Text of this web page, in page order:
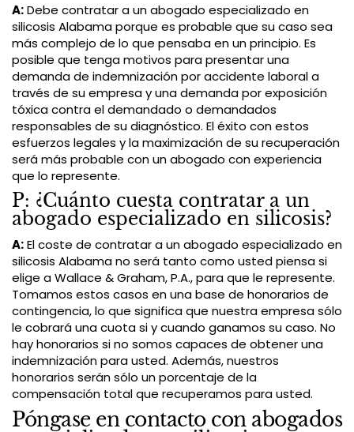
A:Debe contratar a un abogado especializado en
silicosis Alabama porque es probable que su caso sea
más complejo de lo que pensaba en un principio. Es
posible que tenga motivos para presentar una
demanda de indemnización por accidente laboral a
través de su empresa y una demanda por exposición
tóxica contra el demandado o demandados
responsables de su diagnóstico. El éxito con estos
esfuerzos legales y la maximización de su recuperación
será más probable con un abogado con experiencia
que lo represente.
P: ¿Cuánto cuesta contratar a un
abogado especializado en silicosis?
A:El coste de contratar a un abogado especializado en
silicosis Alabama no será tanto como usted piensa si
elige a Wallace & Graham, P.A., para que le represente.
Tomamos estos casos en una base de honorarios de
contingencia, lo que significa que nuestra empresa sólo
le cobrará una cuota si y cuando ganamos su caso. No
hay honorarios si no somos capaces de obtener una
indemnización para usted. Además, nuestros
honorarios serán sólo un porcentaje de la
compensación total que recuperamos para usted.
Póngase en contacto con abogados